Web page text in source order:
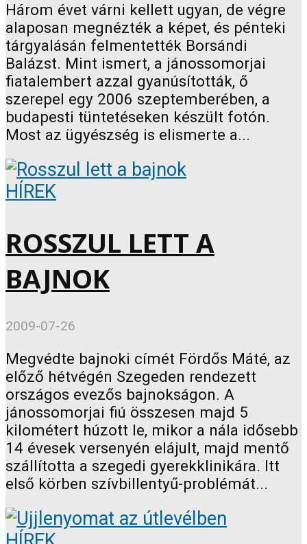
Három évet várni kellett ugyan, de végre
alaposan megnézték a képet, és pénteki
tárgyalásán felmentették Borsándi
Balázst. Mint ismert, a jánossomorjai
fiatalembert azzal gyanúsították, ő
szerepel egy 2006 szeptemberében, a
budapesti tüntetéseken készült fotón.
Most az ügyészség is elismerte a...
HÍREK
ROSSZUL LETT A
BAJNOK
2009-07-26
Megvédte bajnoki címét Fördős Máté, az
előző hétvégén Szegeden rendezett
országos evezős bajnokságon. A
jánossomorjai fiú összesen majd 5
kilométert húzott le, mikor a nála idősebb
14 évesek versenyén elájult, majd mentő
szállította a szegedi gyerekklinikára. Itt
első körben szívbillentyű-problémát...